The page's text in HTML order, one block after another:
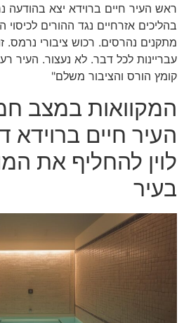
ראש העיר חיים ברוידא יצא בהודעה
בהליכים אזרחיים נגד ההורים לכיסוי
מתקנים נהרסים. רכוש ציבורי נרמס.
עבריינות לכל דבר. לא נעצור. העיר
קומץ הורס והציבור משלם"
המקוואות במצב
העיר חיים ברוידא
לוין להחליף את
בעיר